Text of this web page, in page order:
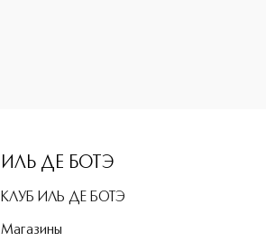
ИЛЬ ДЕ БОТЭ
КЛУБ ИЛЬ ДЕ БОТЭ
Магазины